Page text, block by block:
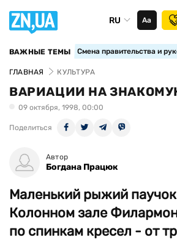
RU Аа
ВАЖНЫЕ ТЕМЫ Смена правительства и
ГЛАВНАЯ КУЛЬТУРА
ВАРИАЦИИ НА
09 октября, 1998, 00:00
Поделиться
Автор
Богдана Працюк
Маленький рыжий
Колонном зале
по спинкам кресел - от